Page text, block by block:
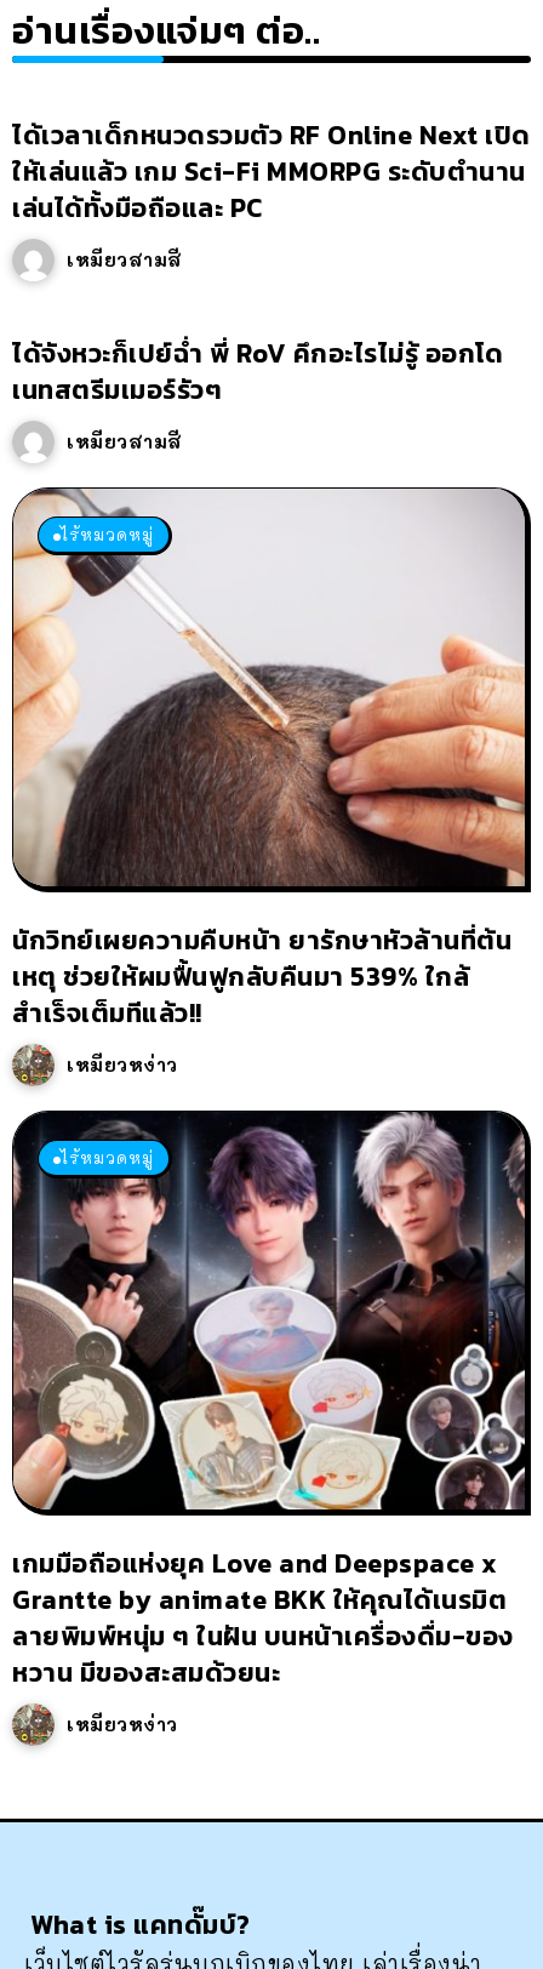
อ่านเรื่องแจ่มๆ ต่อ..
ได้เวลาเด็กหนวดรวมตัว RF Online Next เปิด
ให้เล่นแล้ว เกม Sci-Fi MMORPG ระดับตำนาน
เล่นได้ทั้งมือถือและ PC
เหมียวสามสี
ได้จังหวะก็เปย์ฉ่ำ พี่ RoV คึกอะไรไม่รู้ ออกโด
เนทสตรีมเมอร์รัวๆ
เหมียวสามสี
ไร้หมวดหมู่
นักวิทย์เผยความคืบหน้า ยารักษาหัวล้านที่ต้น
เหตุ ช่วยให้ผมฟื้นฟูกลับคืนมา 539% ใกล้
สำเร็จเต็มทีแล้ว!!
เหมียวหง่าว
ไร้หมวดหมู่
เกมมือถือแห่งยุค Love and Deepspace x
Grantte by animate BKK ให้คุณได้เนรมิต
ลายพิมพ์หนุ่ม ๆ ในฝัน บนหน้าเครื่องดื่ม-ของ
หวาน มีของสะสมด้วยนะ
เหมียวหง่าว
What is แคทดั๊มบ์?
เว็บไซต์ไวรัลรุ่นบุกเบิกของไทย เล่าเรื่องน่า